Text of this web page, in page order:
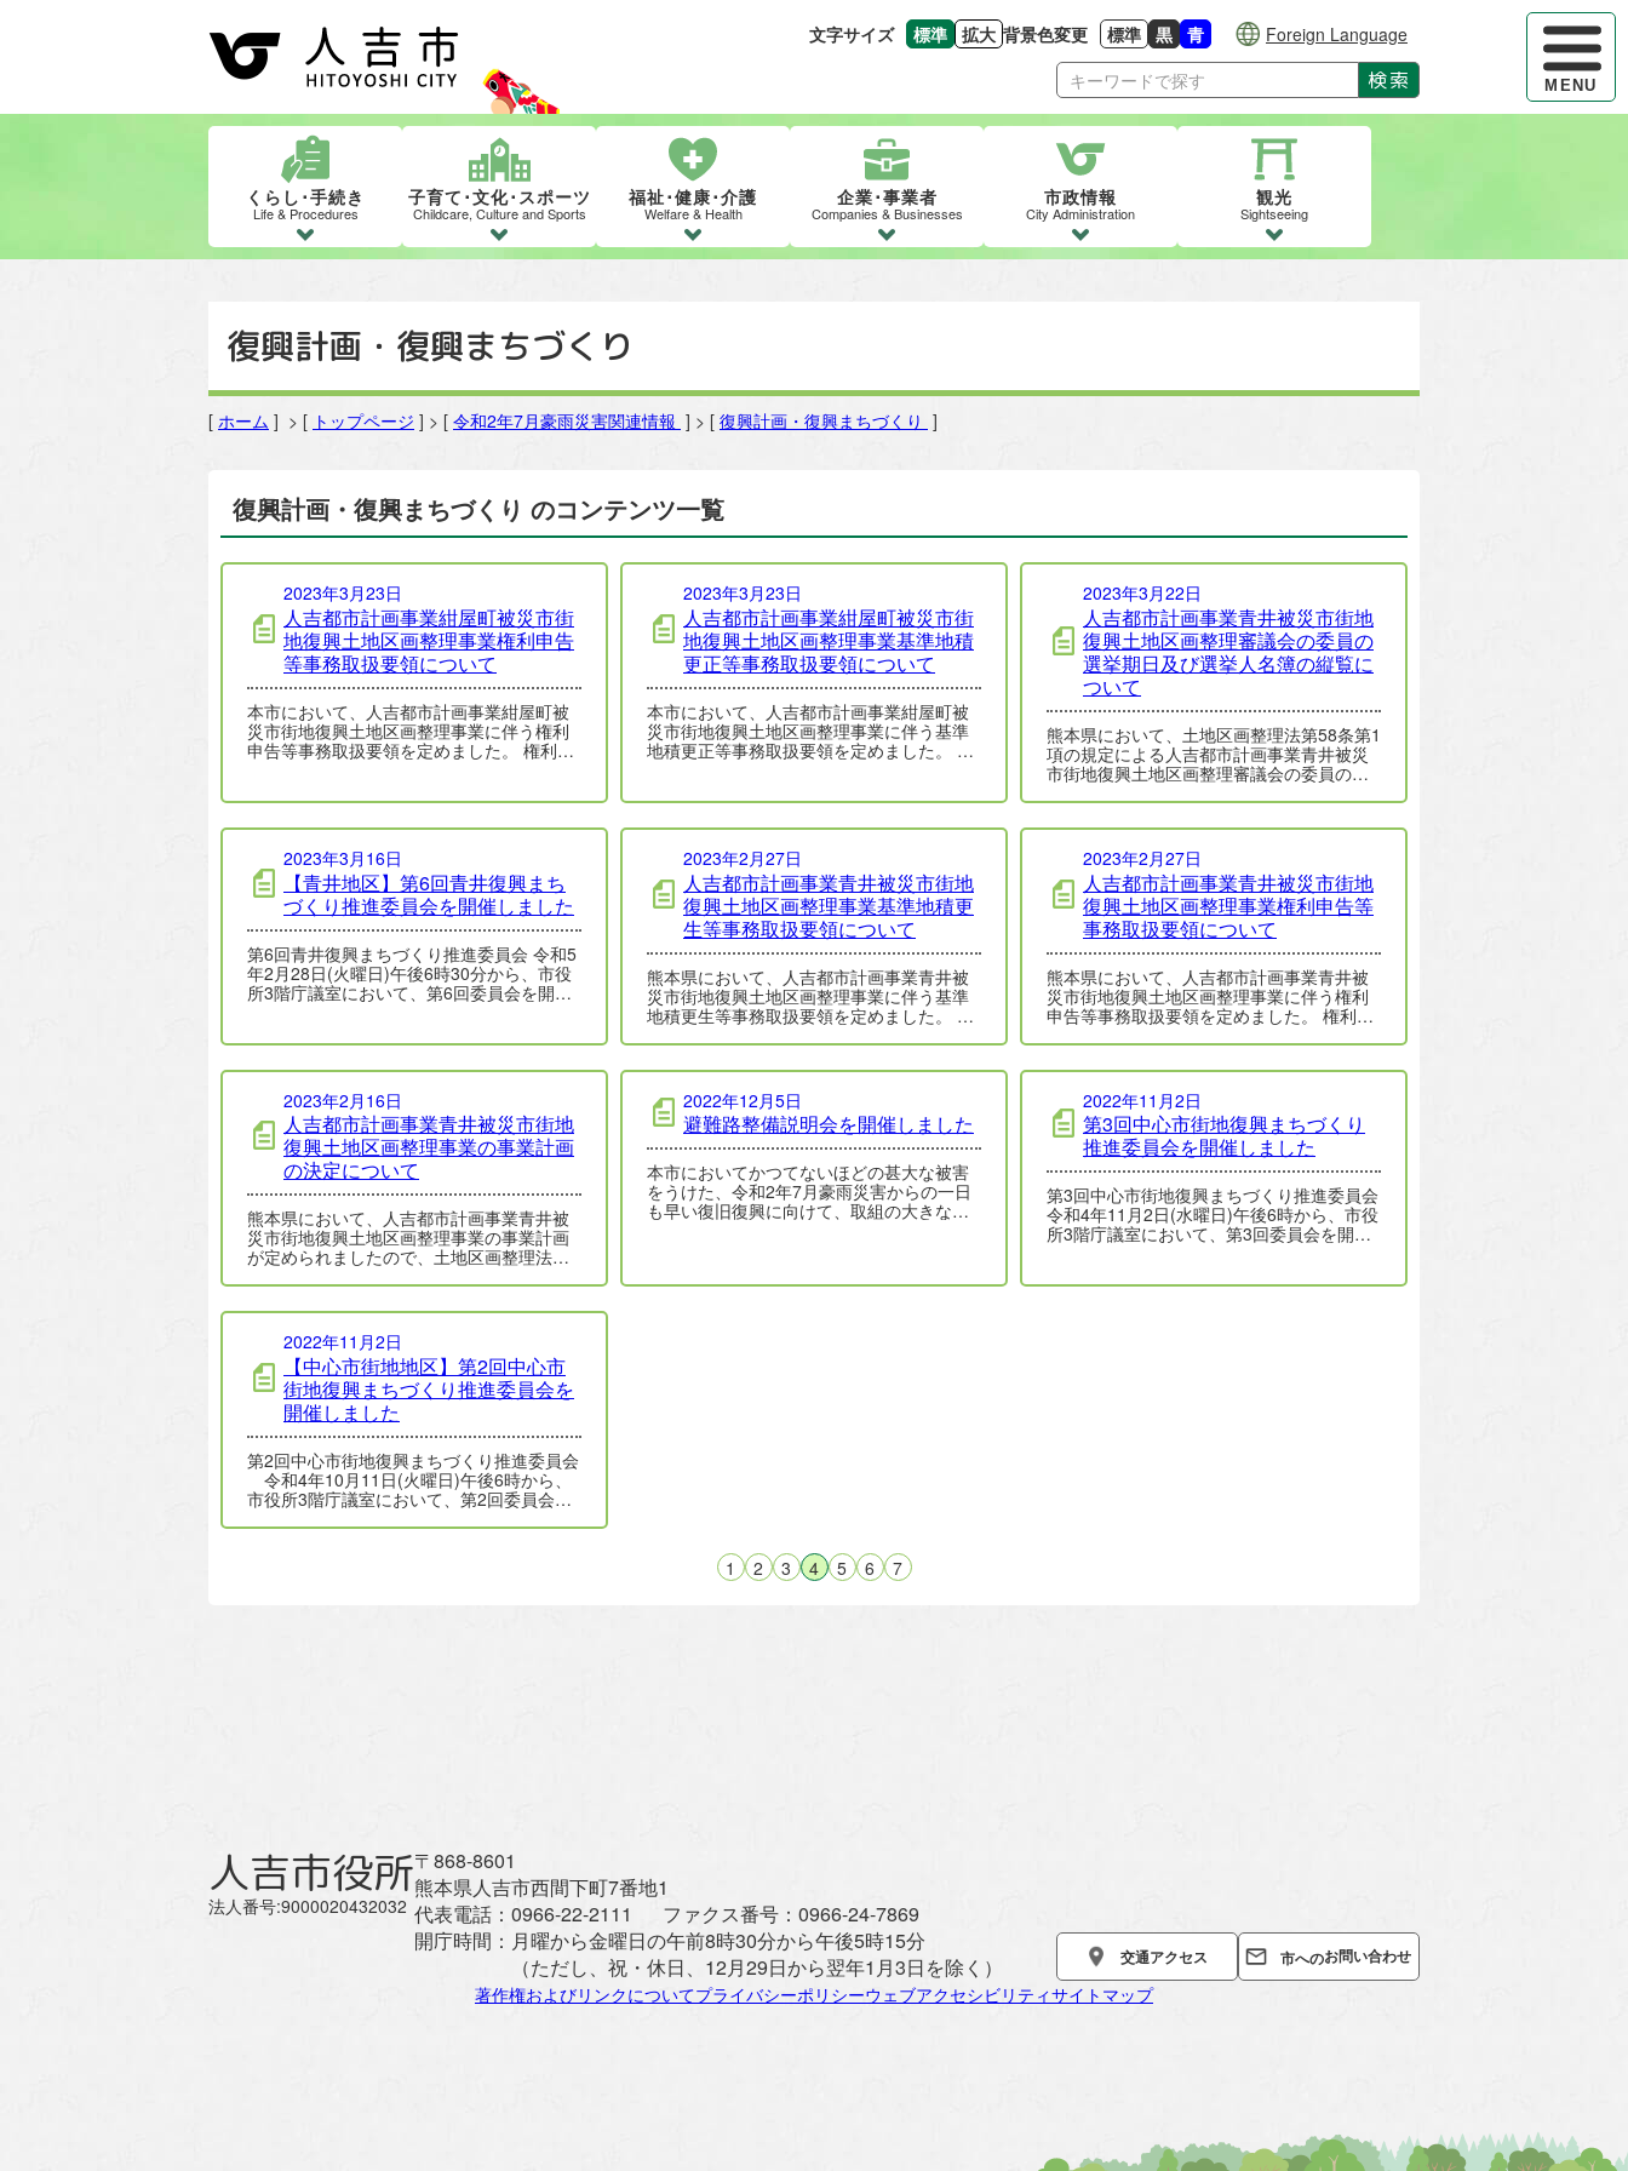
ハンバー
MENU
文字サイズ 標準
文字の大きさをもとの大きさに戻す
拡大
文字を大きくする
背景色変更 標準
背景色の変更：白
黒
背景色の変更：黒
青
背景色の変更：青
Foreign Language
検索
くらし･手続き
Life & Procedures
子育て･文化･スポーツ
Childcare, Culture and Sports
福祉･健康･介護
Welfare & Health
企業･事業者
Companies & Businesses
市政情報
City Administration
観光
Sightseeing
復興計画・復興まちづくり
[ ホーム ] > [ トップページ ] > [ 令和2年7月豪雨災害関連情報 ] > [ 復興計画・復興まちづくり ]
復興計画・復興まちづくり のコンテンツ一覧
2023年3月23日
人吉都市計画事業紺屋町被災市街
地復興土地区画整理事業権利申告
等事務取扱要領について
本市において、人吉都市計画事業紺屋町被
災市街地復興土地区画整理事業に伴う権利
申告等事務取扱要領を定めました。 権利申
2023年3月23日
人吉都市計画事業紺屋町被災市街
地復興土地区画整理事業基準地積
更正等事務取扱要領について
本市において、人吉都市計画事業紺屋町被
災市街地復興土地区画整理事業に伴う基準
地積更正等事務取扱要領を定めました。 基
2023年3月22日
人吉都市計画事業青井被災市街地
復興土地区画整理審議会の委員の
選挙期日及び選挙人名簿の縦覧に
ついて
熊本県において、土地区画整理法第58条第1
項の規定による人吉都市計画事業青井被災
市街地復興土地区画整理審議会の委員の選
2023年3月16日
【青井地区】第6回青井復興まち
づくり推進委員会を開催しました
第6回青井復興まちづくり推進委員会 令和5
年2月28日(火曜日)午後6時30分から、市役
所3階庁議室において、第6回委員会を開催
2023年2月27日
人吉都市計画事業青井被災市街地
復興土地区画整理事業基準地積更
生等事務取扱要領について
熊本県において、人吉都市計画事業青井被
災市街地復興土地区画整理事業に伴う基準
地積更生等事務取扱要領を定めました。 基
2023年2月27日
人吉都市計画事業青井被災市街地
復興土地区画整理事業権利申告等
事務取扱要領について
熊本県において、人吉都市計画事業青井被
災市街地復興土地区画整理事業に伴う権利
申告等事務取扱要領を定めました。 権利申
2023年2月16日
人吉都市計画事業青井被災市街地
復興土地区画整理事業の事業計画
の決定について
熊本県において、人吉都市計画事業青井被
災市街地復興土地区画整理事業の事業計画
が定められましたので、土地区画整理法第5
2022年12月5日
避難路整備説明会を開催しました
本市においてかつてないほどの甚大な被害
をうけた、令和2年7月豪雨災害からの一日
も早い復旧復興に向けて、取組の大きな指
2022年11月2日
第3回中心市街地復興まちづくり
推進委員会を開催しました
第3回中心市街地復興まちづくり推進委員会
令和4年11月2日(水曜日)午後6時から、市役
所3階庁議室において、第3回委員会を開催
2022年11月2日
【中心市街地地区】第2回中心市
街地復興まちづくり推進委員会を
開催しました
第2回中心市街地復興まちづくり推進委員会
令和4年10月11日(火曜日)午後6時から、
市役所3階庁議室において、第2回委員会を
1 2 3 4 5 6 7
人吉市役所
法人番号:9000020432032
〒868-8601
熊本県人吉市西間下町7番地1
代表電話： 0966-22-2111 ファクス番号： 0966-24-7869
開庁時間： 月曜から金曜日の午前8時30分から午後5時15分
（ただし、祝・休日、12月29日から翌年1月3日を除く）
交通アクセス 市へのお問い合わせ
著作権およびリンクについてプライバシーポリシーウェブアクセシビリティサイトマップ